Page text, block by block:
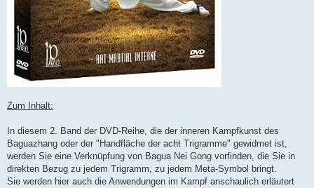
Zum Inhalt:
In diesem 2. Band der DVD-Reihe, die der inneren Kampfkunst des
Baguazhang oder der "Handfläche der acht Trigramme" gewidmet ist,
werden Sie eine Verknüpfung von Bagua Nei Gong vorfinden, die Sie in
direkten Bezug zu jedem Trigramm, zu jedem Meta-Symbol bringt.
Sie werden hier auch die Anwendungen im Kampf anschaulich erläutert